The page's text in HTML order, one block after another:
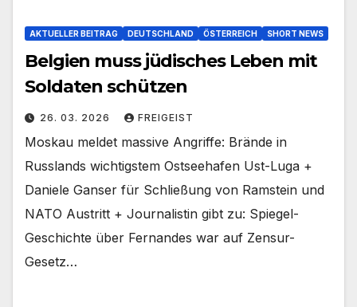
AKTUELLER BEITRAG DEUTSCHLAND ÖSTERREICH SHORT NEWS
Belgien muss jüdisches Leben mit
Soldaten schützen
26. 03. 2026 FREIGEIST
Moskau meldet massive Angriffe: Brände in
Russlands wichtigstem Ostseehafen Ust-Luga +
Daniele Ganser für Schließung von Ramstein und
NATO Austritt + Journalistin gibt zu: Spiegel-
Geschichte über Fernandes war auf Zensur-
Gesetz…